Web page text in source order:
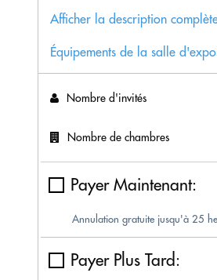
Afficher la description
Équipements de la salle
Nombre d'invités
Nombre de chambres
Payer Maintenant:
Annulation gratuite jusqu'à 25
Payer Plus Tard: